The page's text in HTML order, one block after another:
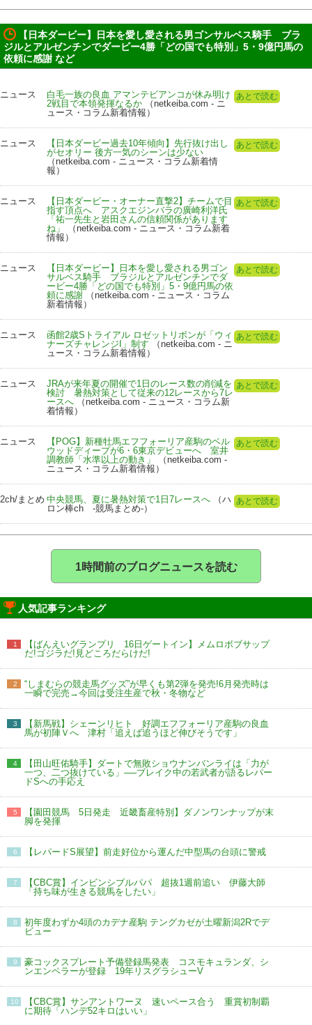
【日本ダービー】日本を愛し愛される男ゴンサルベス騎手 ブラ
ジルとアルゼンチンでダービー4勝「どの国でも特別」5・9億円馬の
依頼に感謝 など
ニュース
白毛一族の良血 アマンテビアンコが休み明け
2戦目で本領発揮なるか （netkeiba.com - ニ
ュース・コラム新着情報）
あとで読む
ニュース
【日本ダービー過去10年傾向】先行抜け出し
がセオリー 後方一気のシーンは少ない
（netkeiba.com - ニュース・コラム新着情
報）
あとで読む
ニュース
【日本ダービー・オーナー直撃2】チームで目
指す頂点へ アスクエジンバラの廣崎利洋氏
「祐一先生と岩田さんの信頼関係があります
ね」
（netkeiba.com - ニュース・コラム新着
情報）
あとで読む
ニュース
【日本ダービー】日本を愛し愛される男ゴン
サルベス騎手 ブラジルとアルゼンチンでダ
ービー4勝「どの国でも特別」5・9億円馬の依
頼に感謝 （netkeiba.com - ニュース・コラム
新着情報）
あとで読む
ニュース
函館2歳Sトライアル ロゼットリボンが「ウィ
ナーズチャレンジI」制す （netkeiba.com - ニ
ュース・コラム新着情報）
あとで読む
ニュース
JRAが来年夏の開催で1日のレース数の削減を
検討 暑熱対策として従来の12レースから7レ
ースへ （netkeiba.com - ニュース・コラム新
着情報）
あとで読む
ニュース
【POG】新種牡馬エフフォーリア産駒のベル
ウッドディープが6・6東京デビューへ 室井
調教師「水準以上の動き」
（netkeiba.com -
ニュース・コラム新着情報）
あとで読む
2ch/まとめ 中央競馬、夏に暑熱対策で1日7レースへ （ハ
ロン棒ch -競馬まとめ-）
あとで読む
1時間前のブログニュースを読む
人気記事ランキング
1
【ばんえいグランプリ 16日ゲートイン】メムロボブサップ
だ!ゴジラだ!見どころだらけだ!
2
“しまむらの競走馬グッズ”が早くも第2弾を発売!6月発売時は
一瞬で完売→今回は受注生産で秋・冬物など
3
【新馬戦】シェーンリヒト 好調エフフォーリア産駒の良血
馬が初陣Ｖへ 津村「追えば追うほど伸びそうです」
4
【田山旺佑騎手】ダートで無敗ショウナンバンライは「力が
一つ、二つ抜けている」──ブレイク中の若武者が語るレパー
ドSへの手応え
5
【園田競馬 5日発走 近畿畜産特別】ダノンワンナップが末
脚を発揮
6 【レパードS展望】前走好位から運んだ中型馬の台頭に警戒
7
【CBC賞】インビンシブルパパ 超抜1週前追い 伊藤大師
「持ち味が生きる競馬をしたい」
8
初年度わずか4頭のカデナ産駒 テングカゼが土曜新潟2Rでデ
ビュー
9
豪コックスプレート予備登録馬発表 コスモキュランダ、シ
ンエンペラーが登録 19年リスグラシューV
10
【CBC賞】サンアントワーヌ 速いペース合う 重賞初制覇
に期待「ハンデ52キロはいい」